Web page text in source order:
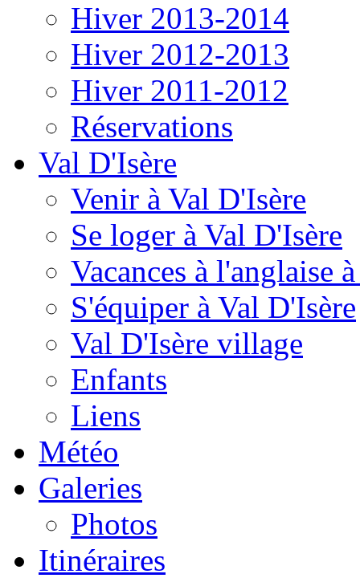
Hiver 2013-2014
Hiver 2012-2013
Hiver 2011-2012
Réservations
Val D'Isère
Venir à Val D'Isère
Se loger à Val D'Isère
Vacances à l'anglaise
S'équiper à Val D'Isère
Val D'Isère village
Enfants
Liens
Météo
Galeries
Photos
Itinéraires